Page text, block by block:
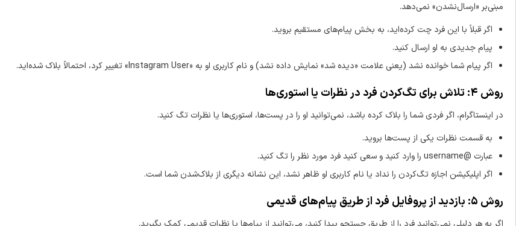
مبنی‌بر «ارسال‌نشدن» نمی‌دهد.
اگر قبلاً با این فرد چت کرده‌اید، به بخش پیام‌های مستقیم بروید.
پیام جدیدی به او ارسال کنید.
اگر پیام شما خوانده نشد (یعنی علامت «دیده شد» نمایش داده نشد) و نام کاربری او به «Instagram User» تغییر کرد، احتمالاً بلاک شده‌اید.
روش ۴: تلاش برای تگ‌کردن فرد در نظرات یا استوری‌ها
در اینستاگرام، اگر فردی شما را بلاک کرده باشد، نمی‌توانید او را در پست‌ها، استوری‌ها یا نظرات تگ کنید.
به قسمت نظرات یکی از پست‌ها بروید.
عبارت @username را وارد کنید و سعی کنید فرد مورد نظر را تگ کنید.
اگر اپلیکیشن اجازه تگ‌کردن را نداد یا نام کاربری او ظاهر نشد، این نشانه دیگری از بلاک‌‌شدن شما است.
روش ۵: بازدید از پروفایل فرد از طریق پیام‌های قدیمی